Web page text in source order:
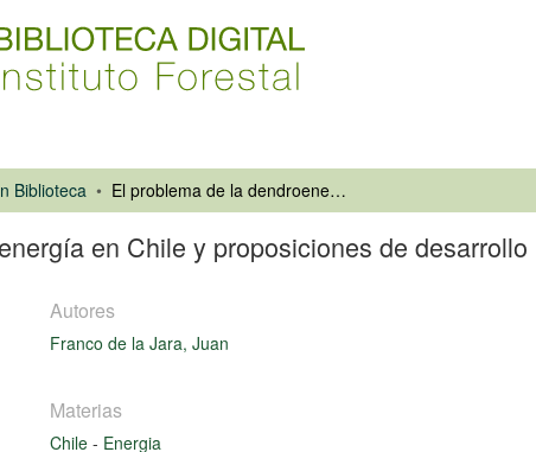
Biblioteca El problema de la dendroenergía en Chile y proposiciones de desarrollo
en Chile y proposiciones de desarrollo
Autores
Franco de la Jara, Juan
Materias
Chile - Energia